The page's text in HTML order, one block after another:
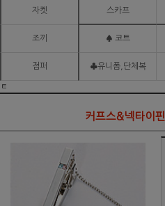
자켓 스카프
조끼 ♠ 코트
점퍼 ♣유니폼,단체복
ㅌ
커프스&넥타이핀